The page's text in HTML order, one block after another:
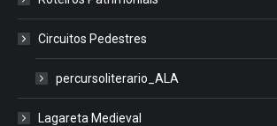
Circuitos Pedestres
percursoliterario_ALA
Lagareta Medieval